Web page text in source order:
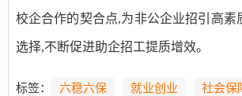
校企合作的契合点,为非公企业招引高素
选择,不断促进助企招工提质增效。
标签： 六稳六保 就业创业 社会保